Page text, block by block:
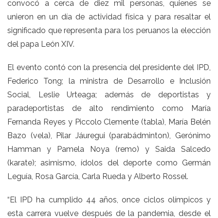
convocó a cerca de diez mil personas, quienes se
unieron en un día de actividad física y para resaltar el
significado que representa para los peruanos la elección
del papa León XIV.
El evento contó con la presencia del presidente del IPD,
Federico Tong; la ministra de Desarrollo e Inclusión
Social, Leslie Urteaga; además de deportistas y
paradeportistas de alto rendimiento como María
Fernanda Reyes y Piccolo Clemente (tabla), María Belén
Bazo (vela), Pilar Jáuregui (parabádminton), Gerónimo
Hamman y Pamela Noya (remo) y Saida Salcedo
(karate); asimismo, ídolos del deporte como Germán
Leguía, Rosa García, Carla Rueda y Alberto Rossel.
“El IPD ha cumplido 44 años, once ciclos olímpicos y
esta carrera vuelve después de la pandemia, desde el